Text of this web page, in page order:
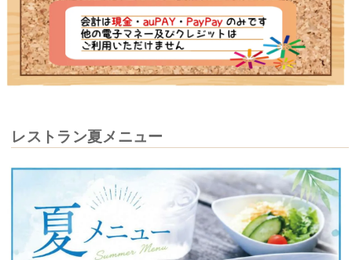
レストラン夏メニュー